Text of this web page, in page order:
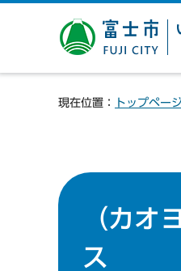
富士市 いただ
じまり
現在位置： トップペー
（カ
ス